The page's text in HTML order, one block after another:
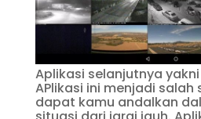
Aplikasi selanjutnya
APlikasi ini menjadi
dapat kamu andalkan